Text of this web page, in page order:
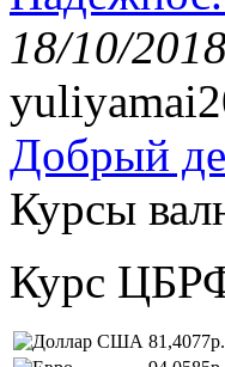
18/10/2018
Добрый
Курсы
Курс
81,4077р.